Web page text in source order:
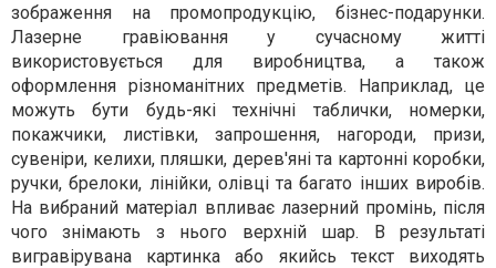
зображення на промопродукцію, бізнес-подарунки.
Лазерне гравіювання у сучасному житті
використовується для виробництва, а також
оформлення різноманітних предметів. Наприклад, це
можуть бути будь-які технічні таблички, номерки,
покажчики, листівки, запрошення, нагороди, призи,
сувеніри, келихи, пляшки, дерев'яні та картонні коробки,
ручки, брелоки, лінійки, олівці та багато інших виробів.
На вибраний матеріал впливає лазерний промінь, після
чого знімають з нього верхній шар. В результаті
вигравірувана картинка або якийсь текст виходять